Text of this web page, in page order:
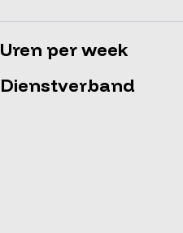
Uren per week
Dienstverband